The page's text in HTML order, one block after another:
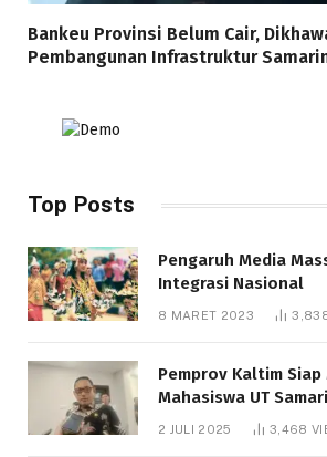
Bankeu Provinsi Belum Cair,
Pembangunan Infrastruktur
Top Posts
Pengaruh Media
Integrasi Nasional
8 MARET 2023
Pemprov Kaltim Siap
Mahasiswa UT
Bantuan Pendidikan
2 JULI 2025 3,468